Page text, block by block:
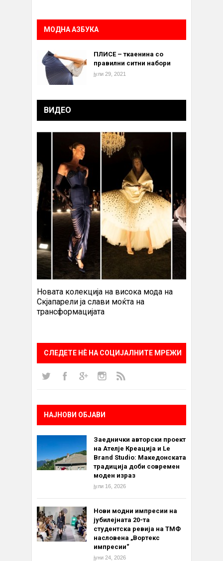
МОДНА АЗБУКА
ПЛИСЕ – ткаенина со
правилни ситни набори
јули 29, 2021
ВИДЕО
Новата колекција на висока мода на
Скјапарели ја слави моќта на
трансформацијата
СЛЕДЕТЕ НÈ НА СОЦИЈАЛНИТЕ МРЕЖИ
НАЈНОВИ ОБЈАВИ
Заеднички авторски проект
на Ателје Креација и Le
Brand Studio: Македонската
традиција доби современ
моден израз
јули 16, 2026
Нови модни импресии на
јубилејната 20-та
студентска ревија на ТМФ
насловена „Вортекс
импресии“
јуни 24, 2026